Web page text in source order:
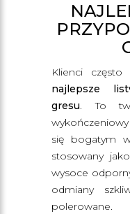
Klienci często
najlepsze
gresu. To
się bogatym
stosowany
wysoce
odmiany
polerowane.